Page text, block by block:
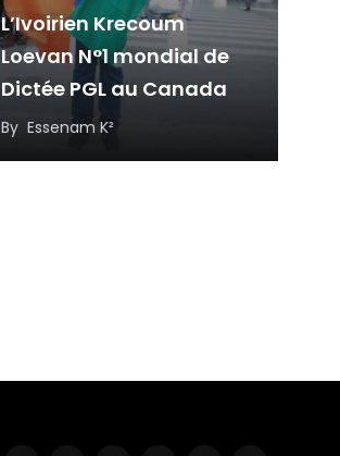
L’Ivoirien Krecoum
Loevan N°1 mondial de
Dictée PGL au Canada
By Essenam K²